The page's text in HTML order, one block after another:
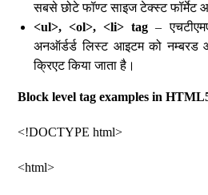
सबसे छोटे फॉण्ट साइज टेक्स्ट फॉर्मेट
<ul>, <ol>, <li> tag –
अनऑर्डर्ड लिस्ट आइटम को
क्रिएट किया जाता है।
Block level tag examples in
<!DOCTYPE html>
<html>